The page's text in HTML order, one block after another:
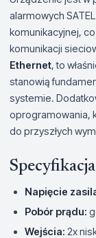
alarmowych
komunikacyjnej,
komunikacji
Ethernet, to
stanowią
systemie.
oprogramowania,
do przyszłych
Napięcie
Pobór prądu:
Wejścia: 2x